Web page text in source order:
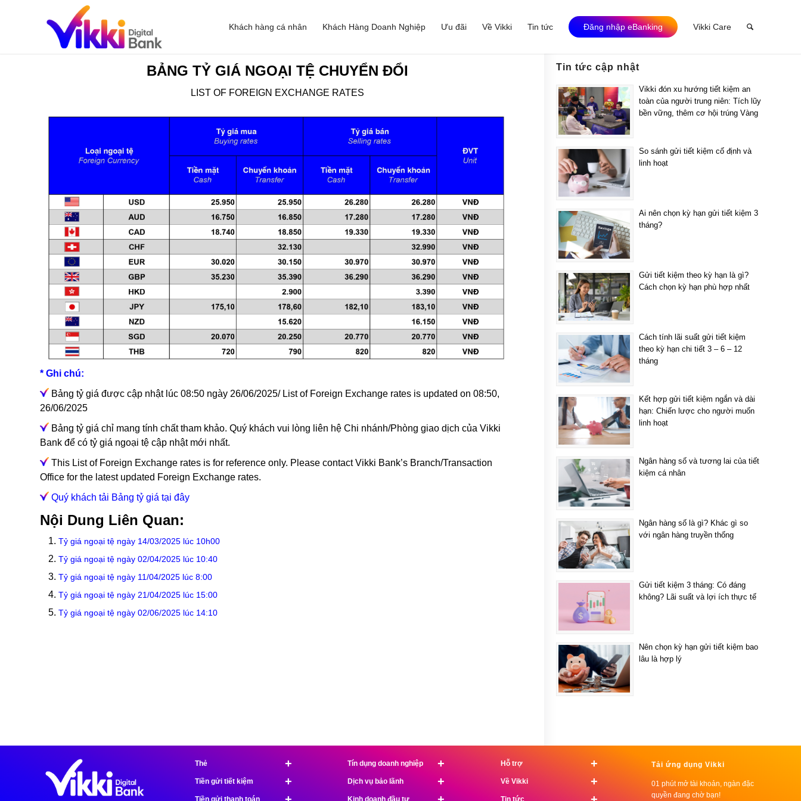
Khách hàng cá nhân Khách Hàng Doanh Nghiệp Ưu đãi Về Vikki Tin tức Đăng nhập eBanking Vikki Care
BẢNG TỶ GIÁ NGOẠI TỆ CHUYỂN ĐỔI
LIST OF FOREIGN EXCHANGE RATES
* Ghi chú:
Bảng tỷ giá được cập nhật lúc 08:50 ngày 26/06/2025/ List of Foreign Exchange rates is updated on 08:50,
26/06/2025
Bảng tỷ giá chỉ mang tính chất tham khảo. Quý khách vui lòng liên hệ Chi nhánh/Phòng giao dịch của Vikki
Bank để có tỷ giá ngoại tệ cập nhật mới nhất.
This List of Foreign Exchange rates is for reference only. Please contact Vikki Bank’s Branch/Transaction
Office for the latest updated Foreign Exchange rates.
Quý khách tải Bảng tỷ giá tại đây
Nội Dung Liên Quan:
Tỷ giá ngoại tệ ngày 14/03/2025 lúc 10h00
Tỷ giá ngoại tệ ngày 02/04/2025 lúc 10:40
Tỷ giá ngoại tệ ngày 11/04/2025 lúc 8:00
Tỷ giá ngoại tệ ngày 21/04/2025 lúc 15:00
Tỷ giá ngoại tệ ngày 02/06/2025 lúc 14:10
Tin tức cập nhật
Vikki đón xu hướng tiết kiệm an
toàn của người trung niên: Tích lũy
bền vững, thêm cơ hội trúng Vàng
So sánh gửi tiết kiệm cố định và
linh hoạt
Ai nên chọn kỳ hạn gửi tiết kiệm 3
tháng?
Gửi tiết kiệm theo kỳ hạn là gì?
Cách chọn kỳ hạn phù hợp nhất
Cách tính lãi suất gửi tiết kiệm
theo kỳ hạn chi tiết 3 – 6 – 12
tháng
Kết hợp gửi tiết kiệm ngắn và dài
hạn: Chiến lược cho người muốn
linh hoạt
Ngân hàng số và tương lai của tiết
kiệm cá nhân
Ngân hàng số là gì? Khác gì so
với ngân hàng truyền thống
Gửi tiết kiệm 3 tháng: Có đáng
không? Lãi suất và lợi ích thực tế
Nên chọn kỳ hạn gửi tiết kiệm bao
lâu là hợp lý
+
Thẻ
+
Tiền gửi tiết kiệm
Tiền gửi thanh toán
+
Tín dụng doanh nghiệp
+
Dịch vụ bảo lãnh
Kinh doanh đầu tư
+
Hỗ trợ
+
Về Vikki
Tin tức
Tải ứng dụng Vikki
01 phút mở tài khoản, ngàn đặc
quyền đang chờ bạn!